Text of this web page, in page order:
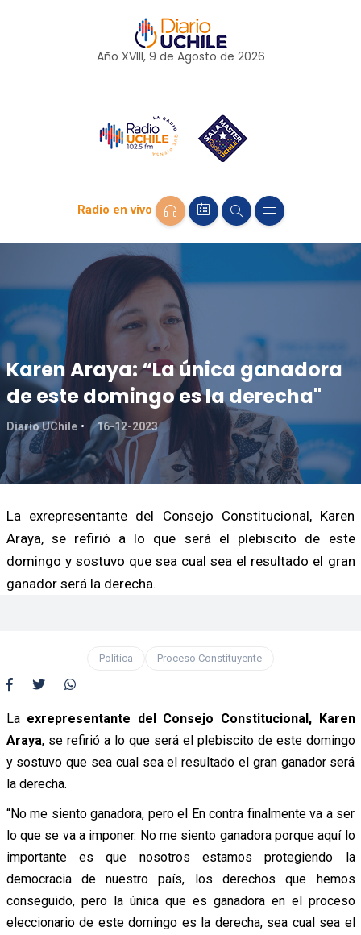
Año XVIII, 9 de Agosto de 2026
Radio en vivo
Karen Araya: “La única ganadora
de este domingo es la derecha"
Diario UChile 16-12-2023
La exrepresentante del Consejo Constitucional, Karen
Araya, se refirió a lo que será el plebiscito de este
domingo y sostuvo que sea cual sea el resultado el gran
ganador será la derecha.
Política Proceso Constituyente
La exrepresentante del Consejo Constitucional, Karen
Araya, se refirió a lo que será el plebiscito de este domingo
y sostuvo que sea cual sea el resultado el gran ganador será
la derecha.
“No me siento ganadora, pero el En contra finalmente va a ser
lo que se va a imponer. No me siento ganadora porque aquí lo
importante es que nosotros estamos protegiendo la
democracia de nuestro país, los derechos que hemos
conseguido, pero la única que es ganadora en el proceso
eleccionario de este domingo es la derecha, sea cual sea el